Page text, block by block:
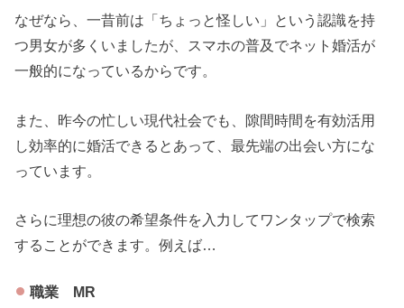
なぜなら、一昔前は「ちょっと怪しい」という認識を持
つ男女が多くいましたが、スマホの普及でネット婚活が
一般的になっているからです。
また、昨今の忙しい現代社会でも、隙間時間を有効活用
し効率的に婚活できるとあって、最先端の出会い方にな
っています。
さらに理想の彼の希望条件を入力してワンタップで検索
することができます。例えば…
職業 MR